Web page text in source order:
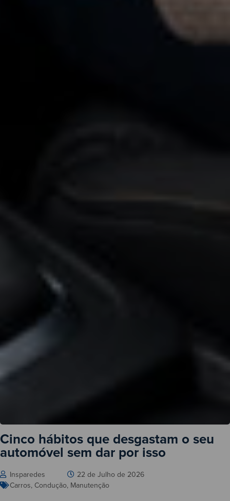
Cinco hábitos que desgastam o seu
automóvel sem dar por isso
Insparedes
22 de Julho de 2026
Carros, Condução, Manutenção